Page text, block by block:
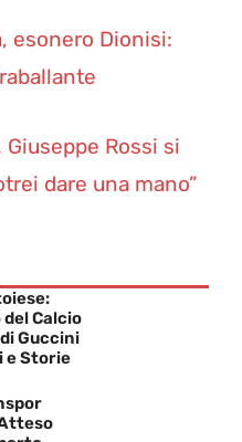
esonero Dionisi:
Rossi si
dare una mano”
del Calcio
Guccini
e Storie